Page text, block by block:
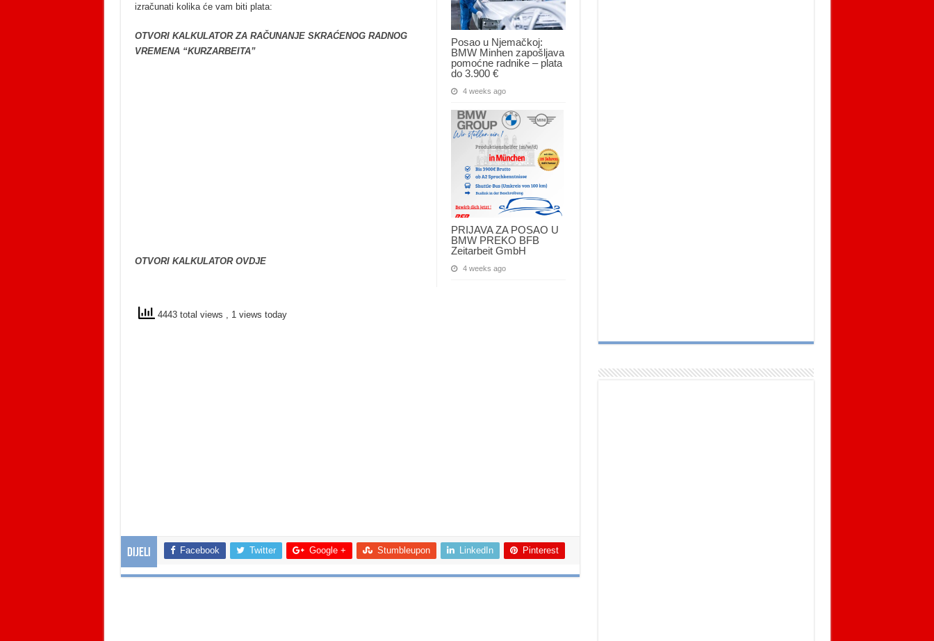
Posao u Njemačkoj:
BMW Minhen zapošljava
pomoćne radnike – plata
do 3.900 €
4 weeks ago
PRIJAVA ZA POSAO U
BMW PREKO BFB
Zeitarbeit GmbH
4 weeks ago
izračunati kolika će vam biti plata:
OTVORI KALKULATOR ZA RAČUNANJE SKRAĆENOG RADNOG
VREMENA “KURZARBEITA”
OTVORI KALKULATOR OVDJE
4443 total views , 1 views today
Dijeli Facebook Twitter Google + Stumbleupon LinkedIn Pinterest